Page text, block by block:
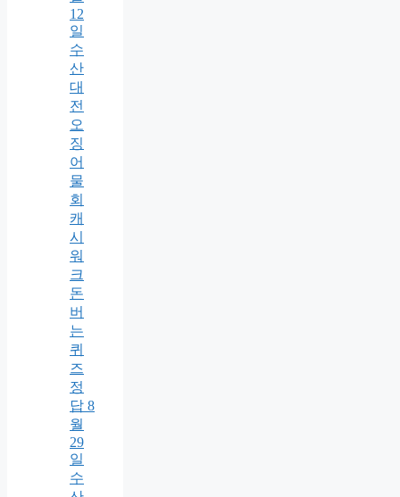
12
일
수
산
대
전
오
징
어
물
회
캐
시
워
크
돈
버
는
퀴
즈
정
답 8
월
29
일
수